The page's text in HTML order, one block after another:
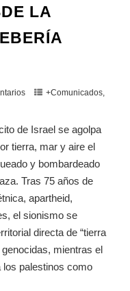
LA
+Comunicados,
de Israel se agolpa
tierra, mar y aire el
y bombardeado
Tras 75 años de
apartheid,
el sionismo se
directa de “tierra
mientras el
los palestinos como